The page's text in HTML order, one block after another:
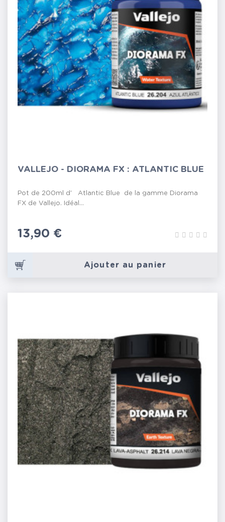
VALLEJO - DIORAMA FX : ATLANTIC BLUE
Pot de 200ml d' Atlantic Blue de la gamme Diorama
FX de Vallejo. Idéal...
Prix
13,90 €
Ajouter au panier